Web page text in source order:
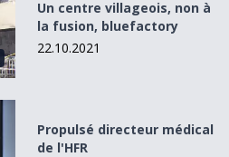
Un centre villageois, non à
la fusion, bluefactory
22.10.2021
de l&#039;HFR
Propulsé directeur médical
de l'HFR